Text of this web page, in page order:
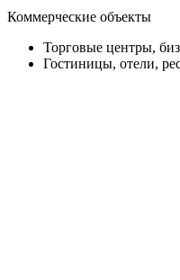
Коммерческие объекты
Торговые центры,
Гостиницы, отели,